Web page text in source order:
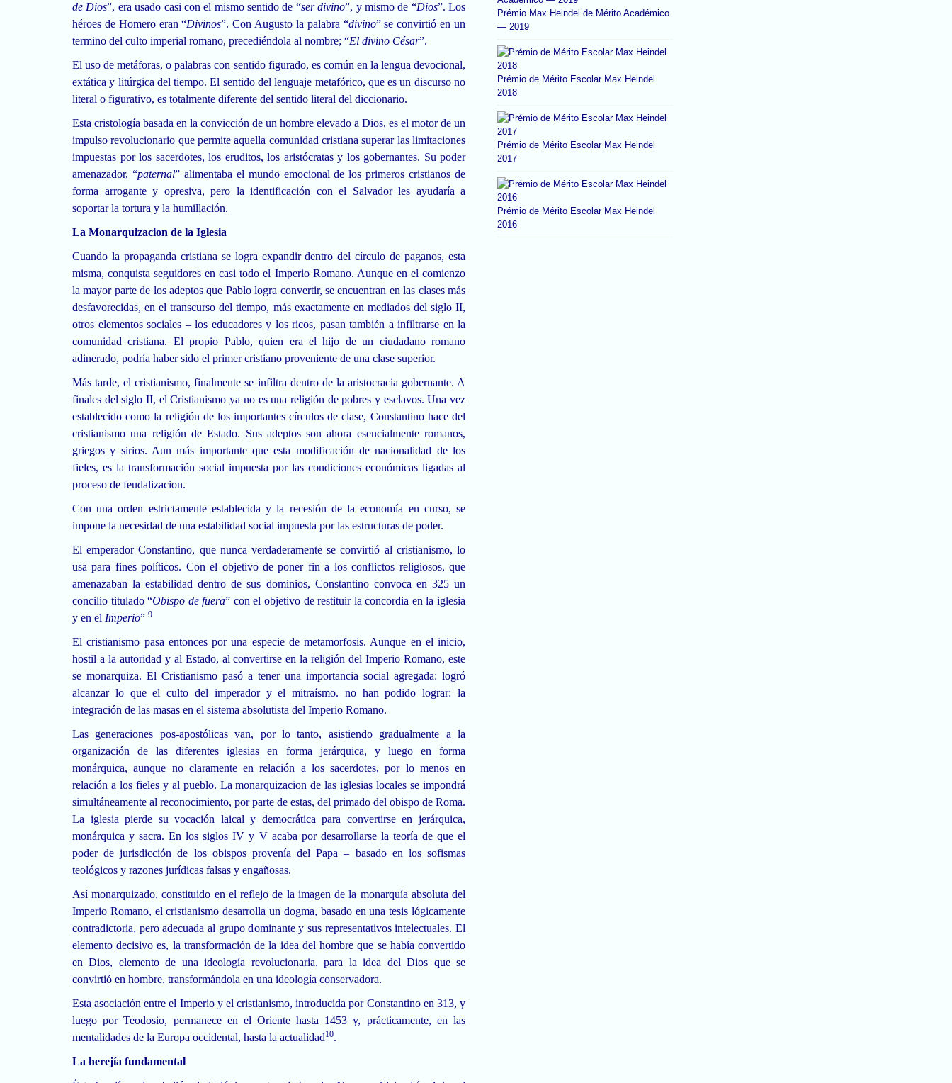
de Dios”, era usado casi con el mismo sentido de “ser divino”, y mismo de “Dios”. Los
héroes de Homero eran “Divinos”. Con Augusto la palabra “divino” se convirtió en un
termino del culto imperial romano, precediéndola al nombre; “El divino César”.
El uso de metáforas, o palabras con sentido figurado, es común en la lengua devocional,
extática y litúrgica del tiempo. El sentido del lenguaje metafórico, que es un discurso no
literal o figurativo, es totalmente diferente del sentido literal del diccionario.
Esta cristología basada en la convicción de un hombre elevado a Dios, es el motor de un
impulso revolucionario que permite aquella comunidad cristiana superar las limitaciones
impuestas por los sacerdotes, los eruditos, los aristócratas y los gobernantes. Su poder
amenazador, “paternal” alimentaba el mundo emocional de los primeros cristianos de
forma arrogante y opresiva, pero la identificación con el Salvador les ayudaría a
soportar la tortura y la humillación.
La Monarquizacion de la Iglesia
Cuando la propaganda cristiana se logra expandir dentro del círculo de paganos, esta
misma, conquista seguidores en casi todo el Imperio Romano. Aunque en el comienzo
la mayor parte de los adeptos que Pablo logra convertir, se encuentran en las clases más
desfavorecidas, en el transcurso del tiempo, más exactamente en mediados del siglo II,
otros elementos sociales – los educadores y los ricos, pasan también a infiltrarse en la
comunidad cristiana. El propio Pablo, quien era el hijo de un ciudadano romano
adinerado, podría haber sido el primer cristiano proveniente de una clase superior.
Más tarde, el cristianismo, finalmente se infiltra dentro de la aristocracia gobernante. A
finales del siglo II, el Cristianismo ya no es una religión de pobres y esclavos. Una vez
establecido como la religión de los importantes círculos de clase, Constantino hace del
cristianismo una religión de Estado. Sus adeptos son ahora esencialmente romanos,
griegos y sirios. Aun más importante que esta modificación de nacionalidad de los
fieles, es la transformación social impuesta por las condiciones económicas ligadas al
proceso de feudalizacion.
Con una orden estrictamente establecida y la recesión de la economía en curso, se
impone la necesidad de una estabilidad social impuesta por las estructuras de poder.
El emperador Constantino, que nunca verdaderamente se convirtió al cristianismo, lo
usa para fines políticos. Con el objetivo de poner fin a los conflictos religiosos, que
amenazaban la estabilidad dentro de sus dominios, Constantino convoca en 325 un
concilio titulado “Obispo de fuera” con el objetivo de restituir la concordia en la iglesia
y en el Imperio” 9
El cristianismo pasa entonces por una especie de metamorfosis. Aunque en el inicio,
hostil a la autoridad y al Estado, al convertirse en la religión del Imperio Romano, este
se monarquiza. El Cristianismo pasó a tener una importancia social agregada: logró
alcanzar lo que el culto del imperador y el mitraísmo. no han podido lograr: la
integración de las masas en el sistema absolutista del Imperio Romano.
Las generaciones pos-apostólicas van, por lo tanto, asistiendo gradualmente a la
organización de las diferentes iglesias en forma jerárquica, y luego en forma
monárquica, aunque no claramente en relación a los sacerdotes, por lo menos en
relación a los fieles y al pueblo. La monarquizacion de las iglesias locales se impondrá
simultáneamente al reconocimiento, por parte de estas, del primado del obispo de Roma.
La iglesia pierde su vocación laical y democrática para convertirse en jerárquica,
monárquica y sacra. En los siglos IV y V acaba por desarrollarse la teoría de que el
poder de jurisdicción de los obispos provenía del Papa – basado en los sofismas
teológicos y razones jurídicas falsas y engañosas.
Así monarquizado, constituido en el reflejo de la imagen de la monarquía absoluta del
Imperio Romano, el cristianismo desarrolla un dogma, basado en una tesis lógicamente
contradictoria, pero adecuada al grupo dominante y sus representativos intelectuales. El
elemento decisivo es, la transformación de la idea del hombre que se había convertido
en Dios, elemento de una ideología revolucionaria, para la idea del Dios que se
convirtió en hombre, transformándola en una ideología conservadora.
Esta asociación entre el Imperio y el cristianismo, introducida por Constantino en 313, y
luego por Teodosio, permanece en el Oriente hasta 1453 y, prácticamente, en las
mentalidades de la Europa occidental, hasta la actualidad10.
La herejía fundamental
Prémio Max Heindel de Mérito Académico
— 2019
Prémio de Mérito Escolar Max Heindel
2018
Prémio de Mérito Escolar Max Heindel
2017
Prémio de Mérito Escolar Max Heindel
2016